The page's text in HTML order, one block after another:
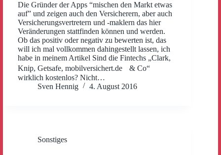
Die Gründer der Apps “mischen den Markt etwas
auf” und zeigen auch den Versicherern, aber auch
Versicherungsvertretern und -maklern das hier
Veränderungen stattfinden können und werden.
Ob das positiv oder negativ zu bewerten ist, das
will ich mal vollkommen dahingestellt lassen, ich
habe in meinem Artikel Sind die Fintechs „Clark,
Knip, Getsafe, mobilversichert.de & Co“
wirklich kostenlos? Nicht…
Sven Hennig
4. August 2016
Sonstiges